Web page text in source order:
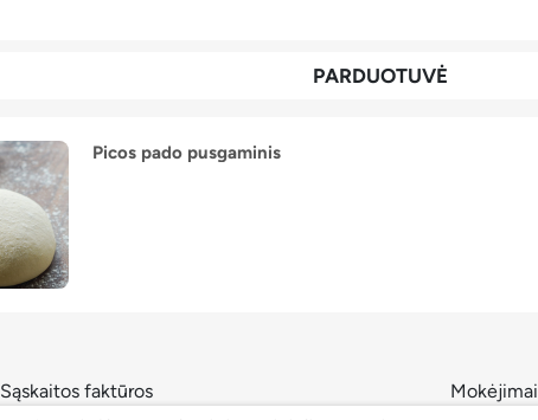
PARDUOTUVĖ
Picos pado pusgaminis
Sąskaitos faktūros
Mokėjimai